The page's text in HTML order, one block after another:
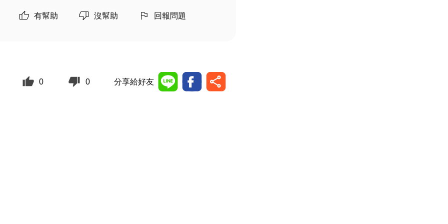
有幫助 沒幫助 回報問題
0 0 分享給好友